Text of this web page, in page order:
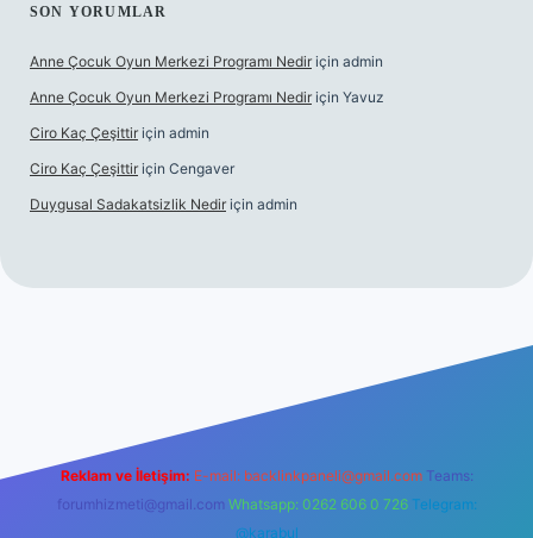
SON YORUMLAR
Anne Çocuk Oyun Merkezi Programı Nedir için admin
Anne Çocuk Oyun Merkezi Programı Nedir için Yavuz
Ciro Kaç Çeşittir için admin
Ciro Kaç Çeşittir için Cengaver
Duygusal Sadakatsizlik Nedir için admin
elexbetgiris.org
Reklam ve İletişim: E-mail: backlinkpaneli@gmail.com Teams:
forumhizmeti@gmail.com Whatsapp: 0262 606 0 726 Telegram:
@karabul